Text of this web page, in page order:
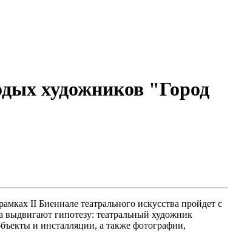
художников "Город
II Биеннале театрального искусства пройдет с
гипотезу: театральный художник
и инсталляции, а также фотографии,